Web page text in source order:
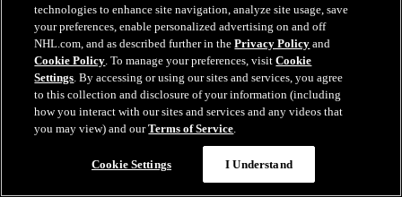
technologies to enhance site navigation, analyze site usage, save
your preferences, enable personalized advertising on and off
NHL.com, and as described further in thePrivacy Policy and
Cookie Policy. To manage your preferences, visitCookie
Settings. By accessing or using our sites and services, you agree
to this collection and disclosure of your information (including
how you interact with our sites and services and any videos that
you may view) and ourTerms of Service.
Cookie Settings I Understand